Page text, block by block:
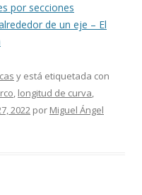
por secciones
de un eje – El
y está etiquetada con
, longitud de curva,
2022 por Miguel Ángel